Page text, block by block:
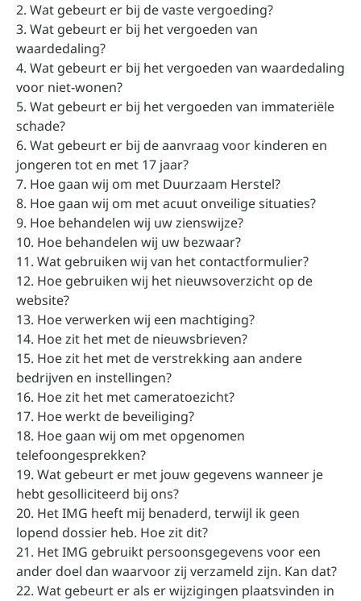
2. Wat gebeurt er bij de vaste vergoeding?
3. Wat gebeurt er bij het vergoeden van
waardedaling?
4. Wat gebeurt er bij het vergoeden van waardedaling
voor niet-wonen?
5. Wat gebeurt er bij het vergoeden van immateriële
schade?
6. Wat gebeurt er bij de aanvraag voor kinderen en
jongeren tot en met 17 jaar?
7. Hoe gaan wij om met Duurzaam Herstel?
8. Hoe gaan wij om met acuut onveilige situaties?
9. Hoe behandelen wij uw zienswijze?
10. Hoe behandelen wij uw bezwaar?
11. Wat gebruiken wij van het contactformulier?
12. Hoe gebruiken wij het nieuwsoverzicht op de
website?
13. Hoe verwerken wij een machtiging?
14. Hoe zit het met de nieuwsbrieven?
15. Hoe zit het met de verstrekking aan andere
bedrijven en instellingen?
16. Hoe zit het met cameratoezicht?
17. Hoe werkt de beveiliging?
18. Hoe gaan wij om met opgenomen
telefoongesprekken?
19. Wat gebeurt er met jouw gegevens wanneer je
hebt gesolliciteerd bij ons?
20. Het IMG heeft mij benaderd, terwijl ik geen
lopend dossier heb. Hoe zit dit?
21. Het IMG gebruikt persoonsgegevens voor een
ander doel dan waarvoor zij verzameld zijn. Kan dat?
22. Wat gebeurt er als er wijzigingen plaatsvinden in